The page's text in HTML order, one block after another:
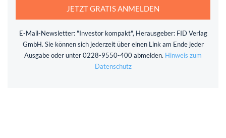
JETZT GRATIS ANMELDEN
E-Mail-Newsletter: "Investor kompakt", Herausgeber: FID Verlag
GmbH. Sie können sich jederzeit über einen Link am Ende jeder
Ausgabe oder unter 0228-9550-400 abmelden. Hinweis zum
Datenschutz